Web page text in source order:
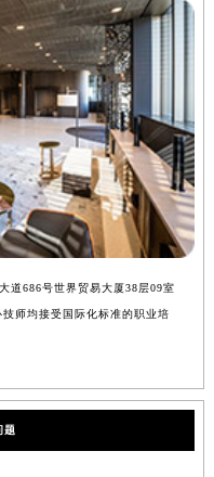
道686号世界贸易大厦38层09室
师均接受国际化标准的职业培
题